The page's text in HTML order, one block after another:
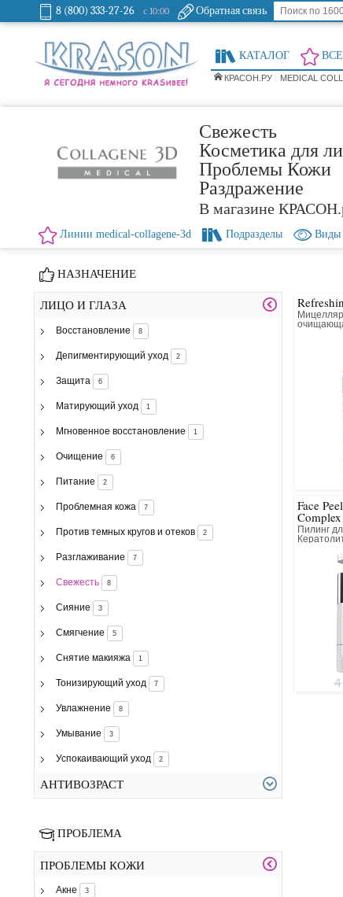
8 (800) 333-27-26 с 10:00 Обратная связь
КАТАЛОГ
КРАСОН.РУ MEDICAL
Свежесть
Косметика для
Проблемы Кожи
Раздражение
В магазине
Линии medical-collagene-3d Подразделы Виды
НАЗНАЧЕНИЕ
ЛИЦО И ГЛАЗА
Восстановление 8
Депигментирующий уход 2
Защита 6
Матирующий уход 1
Мгновенное восстановление 1
Очищение 6
Питание 2
Проблемная кожа 7
Против темных кругов и отеков 2
Разглаживание 7
Свежесть 8
Сияние 3
Смягчение 5
Снятие макияжа 1
Тонизирующий уход 7
Увлажнение 8
Умывание 3
Успокаивающий уход 2
АНТИВОЗРАСТ
ПРОБЛЕМА
ПРОБЛЕМЫ КОЖИ
Акне 3
Face
Пилинг
4